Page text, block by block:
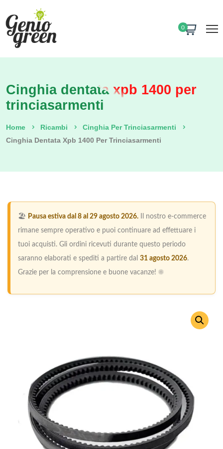
0
Cinghia dentata xpb 1400 per
trinciasarmenti
Home Ricambi
Cinghia Per Trinciasarmenti
Cinghia Dentata Xpb 1400 Per Trinciasarmenti
🏖️ Pausa estiva dal 8 al 29 agosto 2026. Il nostro e-commerce
rimane sempre operativo e puoi continuare ad effettuare i
tuoi acquisti. Gli ordini ricevuti durante questo periodo
saranno elaborati e spediti a partire dal 31 agosto 2026.
Grazie per la comprensione e buone vacanze! ☀️